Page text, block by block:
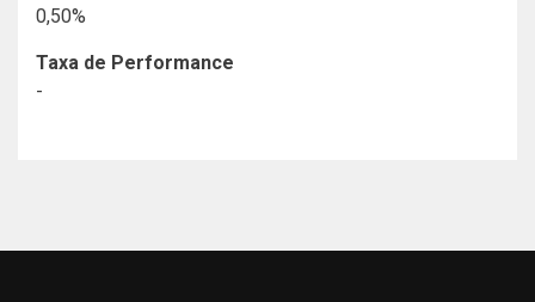
0,50%
Taxa de Performance
-
indexados com Danilo Gabriel.